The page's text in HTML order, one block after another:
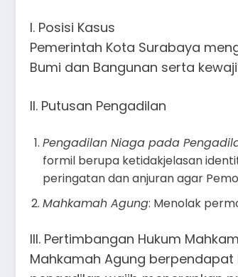
I. Posisi Kasus
Pemerintah Kota Surabaya
Bumi dan Bangunan serta
II. Putusan Pengadilan
Pengadilan Niaga pada
formil berupa ketidakjelasan
peringatan dan anjuran agar
Mahkamah Agung: Menolak
III. Pertimbangan Hukum
Mahkamah Agung